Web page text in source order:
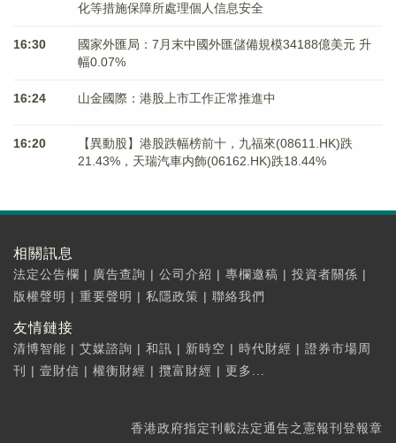
化等措施保障所處理個人信息安全
16:30
國家外匯局：7月末中國外匯儲備規模34188億美元 升
幅0.07%
16:24 山金國際：港股上市工作正常推進中
16:20
【異動股】港股跌幅榜前十，九福來(08611.HK)跌
21.43%，天瑞汽車内飾(06162.HK)跌18.44%
相關訊息
法定公告欄 | 廣告查詢 | 公司介紹 | 專欄邀稿 | 投資者關係 |
版權聲明 | 重要聲明 | 私隱政策 | 聯絡我們
友情鏈接
清博智能 | 艾媒諮詢 | 和訊 | 新時空 | 時代財經 | 證券市場周
刊
| 壹財信 | 權衡財經 | 攬富財經 | 更多...
香港政府指定刊載法定通告之憲報刊登報章